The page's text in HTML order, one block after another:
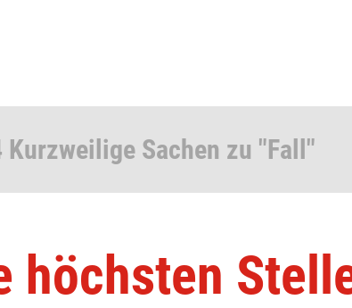
Kurzweilige Sachen zu "Fall"
höchsten